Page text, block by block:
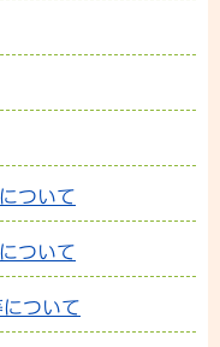
ついて
ついて
ついて